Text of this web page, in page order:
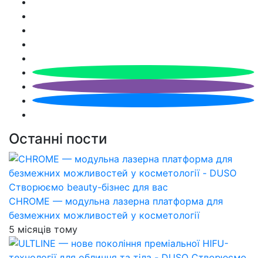
Останні пости
CHROME — модульна лазерна платформа для
безмежних можливостей у косметології
5 місяців тому